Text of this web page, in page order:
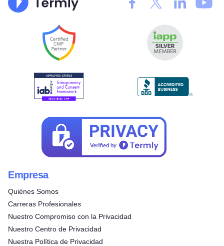
Empresa
Quiénes Somos
Carreras Profesionales
Nuestro Compromiso con la Privacidad
Nuestro Centro de Privacidad
Nuestra Política de Privacidad